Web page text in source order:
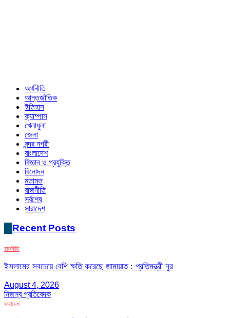
অর্থনীতি
আন্তর্জাতিক
ইতিহাস
ক্যাম্পাস
খেলাধুলা
জেলা
বন্দর নগরী
বাংলাদেশ
বিজ্ঞান ও প্রযুক্তি
বিনোদন
মতামত
রাজনীতি
সর্বশেষ
সারাদেশ
Recent Posts
রাজনীতি
ইসলামের সবচেয়ে বেশি ক্ষতি করেছে জামায়াত : প্রতিমন্ত্রী নুর
August 4, 2026
নিজস্ব প্রতিবেদক
সারাদেশ